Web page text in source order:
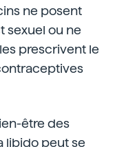
ne posent
sexuel ou ne
prescrivent le
être des
libido peut se